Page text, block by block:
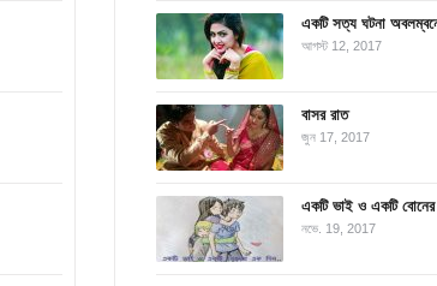
একটি সত্য ঘটনা
আগস্ট 12, 2017
বাসর রাত
জুন 17, 2017
একটি ভাই ও একটি
নভে. 19, 2017